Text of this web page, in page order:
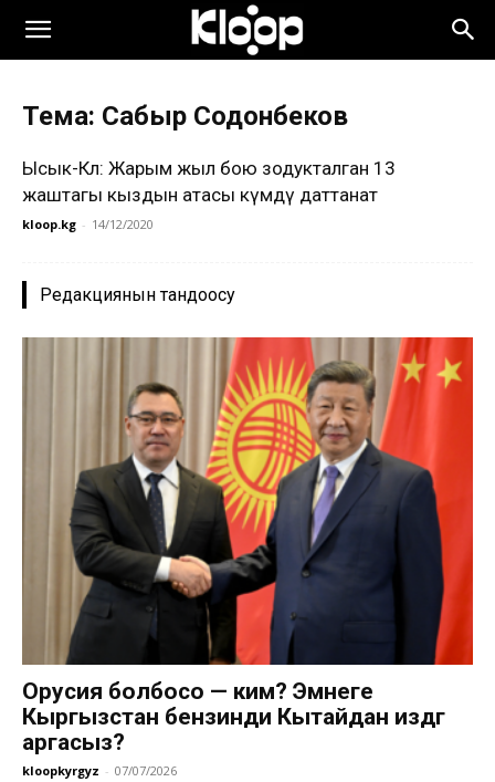
Тема: Сабыр Содонбеков
Ысык-Көл: Жарым жыл бою зодукталган 13
жаштагы кыздын атасы өкүмдү даттанат
kloop.kg - 14/12/2020
Редакциянын тандоосу
Орусия болбосо — ким? Эмнеге
Кыргызстан бензинди Кытайдан издөөгө
аргасыз?
kloopkyrgyz - 07/07/2026